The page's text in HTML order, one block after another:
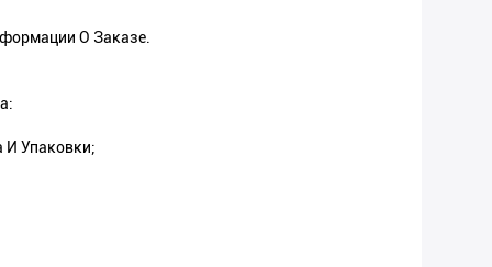
О Заказе.
И Упаковки;